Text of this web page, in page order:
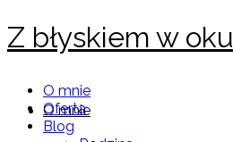
Z błyskiem w oku
O mnie
O mnie
Oferta
Blog